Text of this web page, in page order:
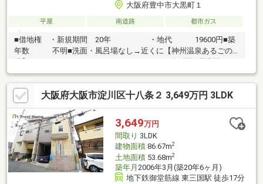
大阪府豊中市大黒町１
平屋 南道路 都市ガス
■借地権 ・新規期間 20年 ・地代 19600円■築
年数 不明■洗面・風呂場なし→近くに【神州温泉あるごの
ーパー 約3分 （約260ｍ）サンディ庄内南 約5分
（約400ｍ）キリン堂 約5分 （約400ｍ）庄内南小学
校 約1分 （約86ｍ）大黒1丁目公園 約2分 （約2
分）
大阪府大阪市淀川区十八条２ 3,649万円 3LDK
3,649万円
間取り 3LDK
建物面積86.67m2
土地面積53.68m2
築年月 2006年3月(築20年6ヶ月)
地下鉄御堂筋線 東三国駅 徒歩17分